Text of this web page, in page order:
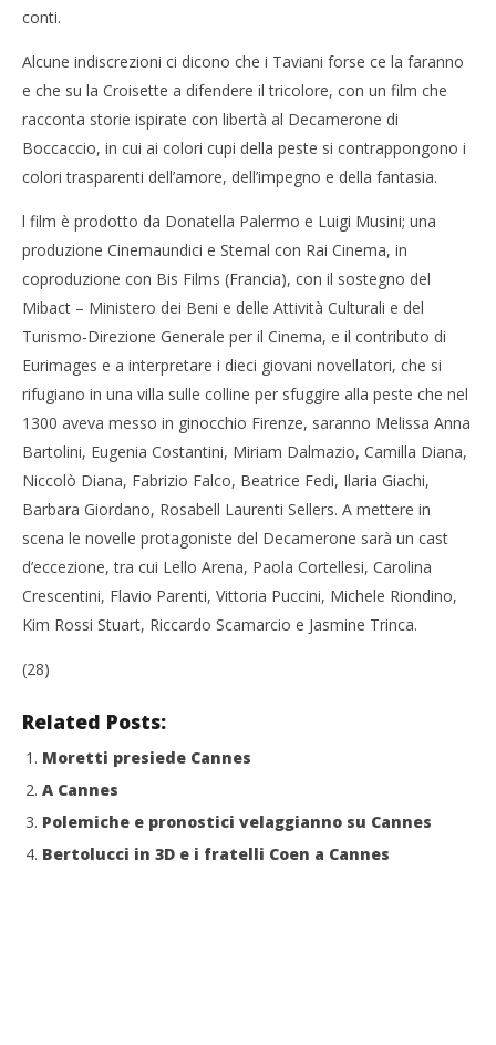
conti.
Alcune indiscrezioni ci dicono che i Taviani forse ce la faranno
e che su la Croisette a difendere il tricolore, con un film che
racconta storie ispirate con libertà al Decamerone di
Boccaccio, in cui ai colori cupi della peste si contrappongono i
colori trasparenti dell’amore, dell’impegno e della fantasia.
l film è prodotto da Donatella Palermo e Luigi Musini; una
produzione Cinemaundici e Stemal con Rai Cinema, in
coproduzione con Bis Films (Francia), con il sostegno del
Mibact – Ministero dei Beni e delle Attività Culturali e del
Turismo-Direzione Generale per il Cinema, e il contributo di
Eurimages e a interpretare i dieci giovani novellatori, che si
rifugiano in una villa sulle colline per sfuggire alla peste che nel
1300 aveva messo in ginocchio Firenze, saranno Melissa Anna
Bartolini, Eugenia Costantini, Miriam Dalmazio, Camilla Diana,
Niccolò Diana, Fabrizio Falco, Beatrice Fedi, Ilaria Giachi,
Barbara Giordano, Rosabell Laurenti Sellers. A mettere in
scena le novelle protagoniste del Decamerone sarà un cast
d’eccezione, tra cui Lello Arena, Paola Cortellesi, Carolina
Crescentini, Flavio Parenti, Vittoria Puccini, Michele Riondino,
Kim Rossi Stuart, Riccardo Scamarcio e Jasmine Trinca.
(28)
Related Posts:
Moretti presiede Cannes
A Cannes
Polemiche e pronostici velaggianno su Cannes
Bertolucci in 3D e i fratelli Coen a Cannes